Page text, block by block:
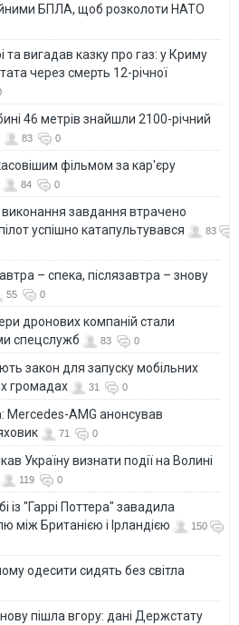
БПЛА, щоб розколоти НАТО
та вигадав казку про газ: у Криму
через смерть 12-річної
46 метрів знайшли 2100-річний
83 0
фільмом за кар'єру
84 0
завдання втрачено
успішно катапультувався
83
– спека, післязавтра – знову
55 0
дронових компаній стали
спецслужб
83 0
закон для запуску мобільних
громадах
31 0
AMG анонсував
71 0
Україну визнати події на Волині
119 0
із "Гаррі Поттера" завадила
між Британією і Ірландією
150
одесити сидять без світла
пішла вгору: дані Держстату